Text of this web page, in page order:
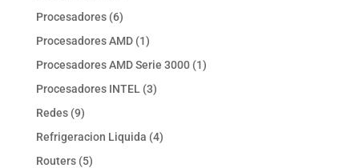
productos
Procesadores 66
productos
Procesadores AMD 11
producto
Procesadores AMD Serie 3000 11
Procesadores INTEL 33
Redes 99
productos
Refrigeracion Liquida 44
Routers 55